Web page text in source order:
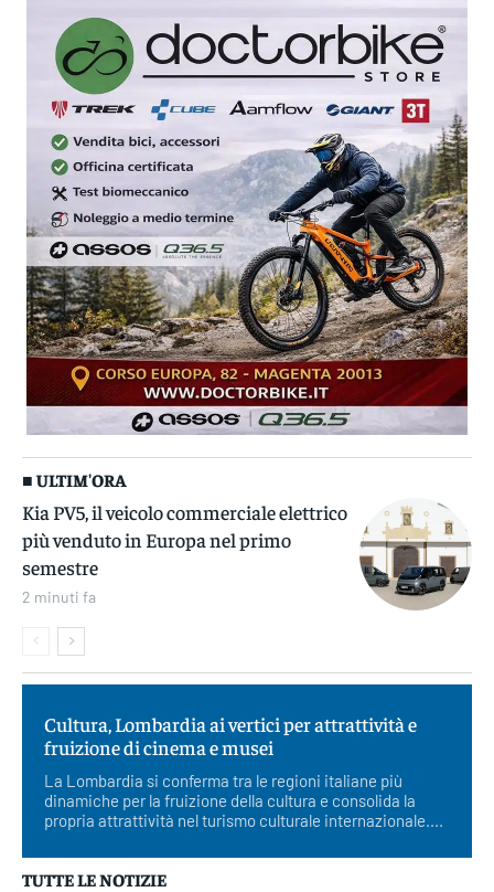
■ ULTIM'ORA
Kia PV5, il veicolo commerciale elettrico
più venduto in Europa nel primo
semestre
2 minuti fa
Cultura, Lombardia ai vertici per attrattività e
fruizione di cinema e musei
La Lombardia si conferma tra le regioni italiane più
dinamiche per la fruizione della cultura e consolida la
propria attrattività nel turismo culturale internazionale....
TUTTE LE NOTIZIE